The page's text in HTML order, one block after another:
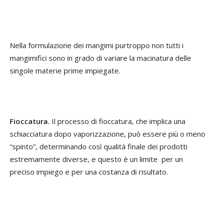
Nella formulazione dei mangimi purtroppo non tutti i
mangimifici sono in grado di variare la macinatura delle
singole materie prime impiegate.
Fioccatura. Il processo di fioccatura, che implica una
schiacciatura dopo vaporizzazione, può essere più o meno
“spinto”, determinando così qualità finale dei prodotti
estremamente diverse, e questo è un limite per un
preciso impiego e per una costanza di risultato.